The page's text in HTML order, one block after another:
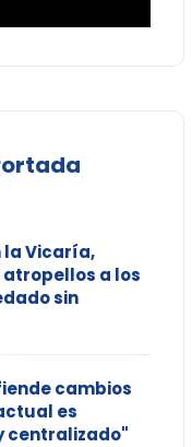
la Vicaría,
a los
sin
cambios
es
centralizado"